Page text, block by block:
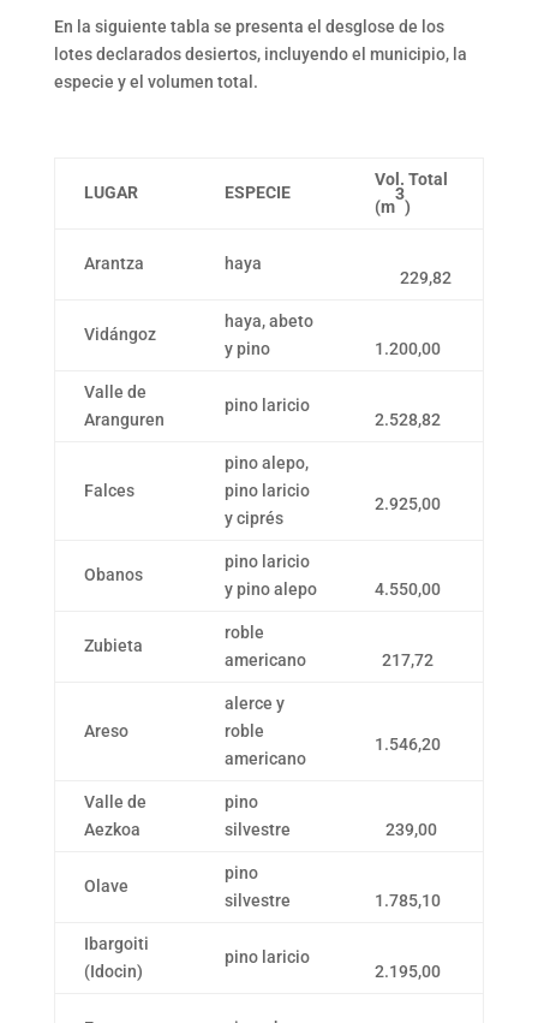
En la siguiente tabla se presenta el desglose de los
lotes declarados desiertos, incluyendo el municipio, la
especie y el volumen total.
LUGAR ESPECIE
Vol. Total
(m
3
)
Arantza haya
229,82
Vidángoz
haya, abeto
y pino
1.200,00
Valle de
Aranguren
pino laricio
2.528,82
Falces
pino alepo,
pino laricio
y ciprés
2.925,00
Obanos
pino laricio
y pino alepo
4.550,00
Zubieta
roble
americano
217,72
Areso
alerce y
roble
americano
1.546,20
Valle de
Aezkoa
pino
silvestre
239,00
Olave
pino
silvestre
1.785,10
Ibargoiti
(Idocin)
pino laricio
2.195,00